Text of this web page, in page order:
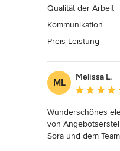
von
5
Sternen
Qualität der Arbeit
Kommunikation
Preis-Leistung
ML
Melissa L.
Wunderschönes
von
Sora und dem